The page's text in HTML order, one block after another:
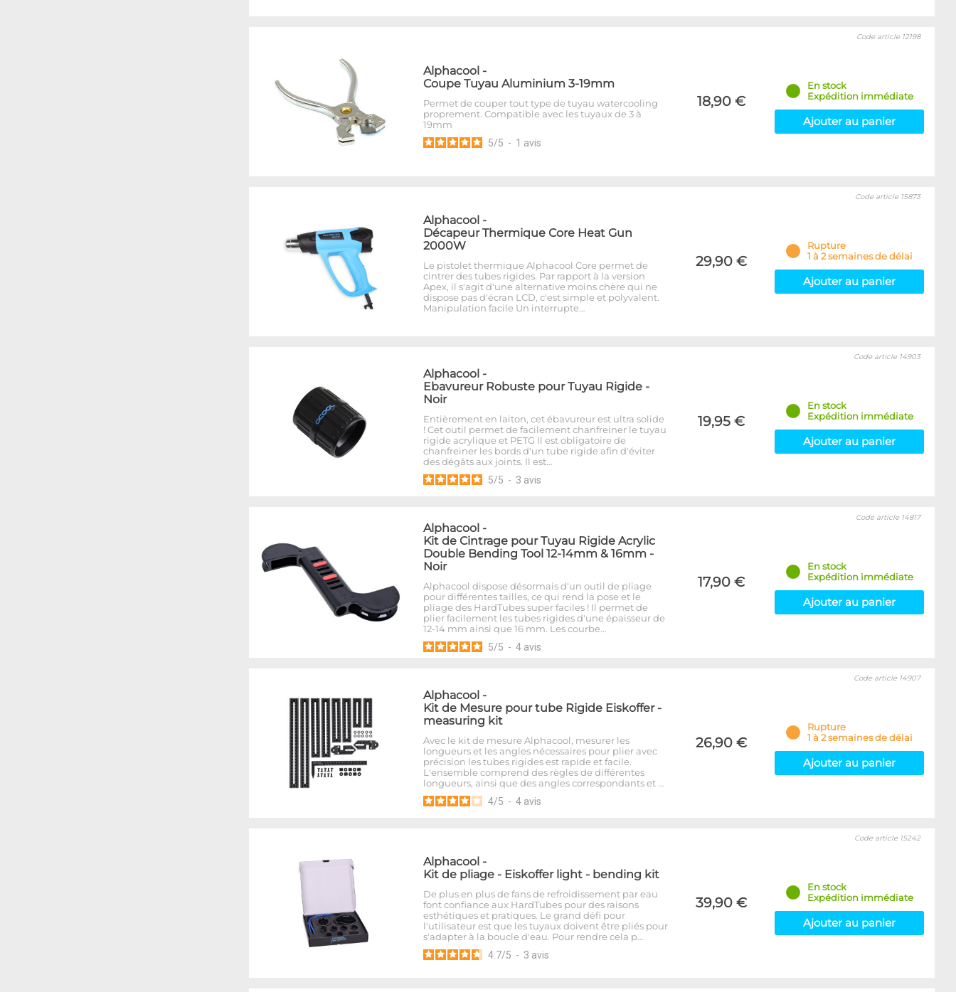
Alphacool -
Coupe Tuyau Aluminium 3-19mm
Permet de couper tout type de tuyau watercooling
proprement. Compatible avec les tuyaux de 3 à
19mm
5/5 - 1 avis
18,90 €
Code article 12198
En stock
Expédition immédiate
Ajouter au panier
Alphacool -
Décapeur Thermique Core Heat Gun
2000W
Le pistolet thermique Alphacool Core permet de
cintrer des tubes rigides. Par rapport à la version
Apex, il s'agit d'une alternative moins chère qui ne
dispose pas d'écran LCD, c'est simple et polyvalent.
Manipulation facile Un interrupte…
29,90 €
Code article 15873
Rupture
1 à 2 semaines de délai
Ajouter au panier
Alphacool -
Ebavureur Robuste pour Tuyau Rigide -
Noir
Entièrement en laiton, cet ébavureur est ultra solide
! Cet outil permet de facilement chanfreiner le tuyau
rigide acrylique et PETG Il est obligatoire de
chanfreiner les bords d'un tube rigide afin d'éviter
des dégâts aux joints. Il est…
5/5 - 3 avis
19,95 €
Code article 14903
En stock
Expédition immédiate
Ajouter au panier
Alphacool -
Kit de Cintrage pour Tuyau Rigide Acrylic
Double Bending Tool 12-14mm & 16mm -
Noir
Alphacool dispose désormais d'un outil de pliage
pour différentes tailles, ce qui rend la pose et le
pliage des HardTubes super faciles ! Il permet de
plier facilement les tubes rigides d'une épaisseur de
12-14 mm ainsi que 16 mm. Les courbe…
5/5 - 4 avis
17,90 €
Code article 14817
En stock
Expédition immédiate
Ajouter au panier
Alphacool -
Kit de Mesure pour tube Rigide Eiskoffer -
measuring kit
Avec le kit de mesure Alphacool, mesurer les
longueurs et les angles nécessaires pour plier avec
précision les tubes rigides est rapide et facile.
L'ensemble comprend des règles de différentes
longueurs, ainsi que des angles correspondants et …
4/5 - 4 avis
26,90 €
Code article 14907
Rupture
1 à 2 semaines de délai
Ajouter au panier
Alphacool -
Kit de pliage - Eiskoffer light - bending kit
De plus en plus de fans de refroidissement par eau
font confiance aux HardTubes pour des raisons
esthétiques et pratiques. Le grand défi pour
l'utilisateur est que les tuyaux doivent être pliés pour
s'adapter à la boucle d'eau. Pour rendre cela p…
4.7/5 - 3 avis
39,90 €
Code article 15242
En stock
Expédition immédiate
Ajouter au panier